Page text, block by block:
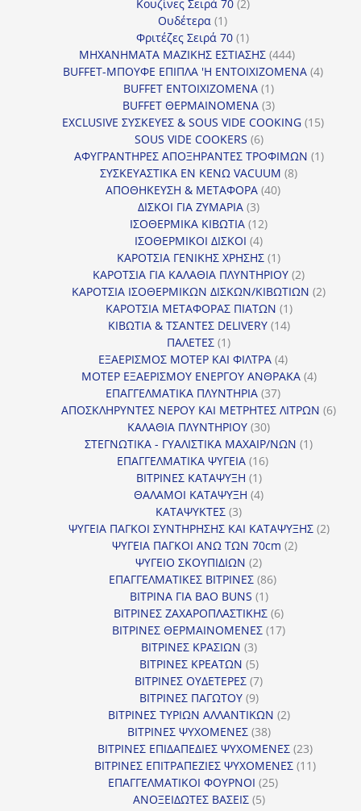
Κουζίνες Σειρά 70 2
Ουδέτερα 11
προϊόν
Φριτέζες Σειρά 70 11
προϊόν
ΜΗΧΑΝΗΜΑΤΑ ΜΑΖΙΚΗΣ ΕΣΤΙΑΣΗΣ 444444
προϊόντα
BUFFET-ΜΠΟΥΦΕ ΕΠΙΠΛΑ 'Η ΕΝΤΟΙΧΙΖΟΜΕΝΑ 44
BUFFET ΕΝΤΟΙΧΙΖΟΜΕΝΑ 11
προϊόν
BUFFET ΘΕΡΜΑΙΝΟΜΕΝΑ 33
προϊόντα
EXCLUSIVE ΣΥΣΚΕΥΕΣ & SOUS VIDE COOKING 1515
SOUS VIDE COOKERS 66
προϊόντα
ΑΦΥΓΡΑΝΤΗΡΕΣ ΑΠΟΞΗΡΑΝΤΕΣ ΤΡΟΦΙΜΩΝ 11
ΣΥΣΚΕΥΑΣΤΙΚΑ ΕΝ ΚΕΝΩ VACUUM 88
ΑΠΟΘΗΚΕΥΣΗ & ΜΕΤΑΦΟΡΑ 4040
ΔΙΣΚΟΙ ΓΙΑ ΖΥΜΑΡΙΑ 33
προϊόντα
ΙΣΟΘΕΡΜΙΚΑ ΚΙΒΩΤΙΑ 1212
ΙΣΟΘΕΡΜΙΚΟΙ ΔΙΣΚΟΙ 44
προϊόντα
ΚΑΡΟΤΣΙΑ ΓΕΝΙΚΗΣ ΧΡΗΣΗΣ 11
προϊόν
ΚΑΡΟΤΣΙΑ ΓΙΑ ΚΑΛΑΘΙΑ ΠΛΥΝΤΗΡΙΟΥ 22
προϊόντα
ΚΑΡΟΤΣΙΑ ΙΣΟΘΕΡΜΙΚΩΝ ΔΙΣΚΩΝ/ΚΙΒΩΤΙΩΝ 22
ΚΑΡΟΤΣΙΑ ΜΕΤΑΦΟΡΑΣ ΠΙΑΤΩΝ 11
προϊόν
ΚΙΒΩΤΙΑ & ΤΣΑΝΤΕΣ DELIVERY 1414
ΠΑΛΕΤΕΣ 11
προϊόν
ΕΞΑΕΡΙΣΜΟΣ ΜΟΤΕΡ ΚΑΙ ΦΙΛΤΡΑ 44
προϊόντα
ΜΟΤΕΡ ΕΞΑΕΡΙΣΜΟΥ ΕΝΕΡΓΟΥ ΑΝΘΡΑΚΑ 44
ΕΠΑΓΓΕΛΜΑΤΙΚΑ ΠΛΥΝΤΗΡΙΑ 3737
προϊόντα
ΑΠΟΣΚΛΗΡΥΝΤΕΣ ΝΕΡΟΥ ΚΑΙ ΜΕΤΡΗΤΕΣ ΛΙΤΡΩΝ 66
ΚΑΛΑΘΙΑ ΠΛΥΝΤΗΡΙΟΥ 3030
προϊόντα
ΣΤΕΓΝΩΤΙΚΑ - ΓΥΑΛΙΣΤΙΚΑ ΜΑΧΑΙΡ/ΝΩΝ 11
ΕΠΑΓΓΕΛΜΑΤΙΚΑ ΨΥΓΕΙΑ 1616
ΒΙΤΡΙΝΕΣ ΚΑΤΑΨΥΞΗ 11
προϊόν
ΘΑΛΑΜΟΙ ΚΑΤΑΨΥΞΗ 44
ΚΑΤΑΨΥΚΤΕΣ 33
προϊόντα
ΨΥΓΕΙΑ ΠΑΓΚΟΙ ΣΥΝΤΗΡΗΣΗΣ ΚΑΙ ΚΑΤΑΨΥΞΗΣ 22
ΨΥΓΕΙΑ ΠΑΓΚΟΙ ΑΝΩ ΤΩΝ 70cm 22
ΨΥΓΕΙΟ ΣΚΟΥΠΙΔΙΩΝ 22
προϊόντα
ΕΠΑΓΓΕΛΜΑΤΙΚΕΣ ΒΙΤΡΙΝΕΣ 8686
ΒΙΤΡΙΝΑ ΓΙΑ BAO BUNS 11
προϊόν
ΒΙΤΡΙΝΕΣ ΖΑΧΑΡΟΠΛΑΣΤΙΚΗΣ 66
προϊόντα
ΒΙΤΡΙΝΕΣ ΘΕΡΜΑΙΝΟΜΕΝΕΣ 1717
ΒΙΤΡΙΝΕΣ ΚΡΑΣΙΩΝ 33
προϊόντα
ΒΙΤΡΙΝΕΣ ΚΡΕΑΤΩΝ 55
προϊόντα
ΒΙΤΡΙΝΕΣ ΟΥΔΕΤΕΡΕΣ 77
ΒΙΤΡΙΝΕΣ ΠΑΓΩΤΟΥ 99
προϊόντα
ΒΙΤΡΙΝΕΣ ΤΥΡΙΩΝ ΑΛΛΑΝΤΙΚΩΝ 22
ΒΙΤΡΙΝΕΣ ΨΥΧΟΜΕΝΕΣ 3838
προϊόντα
ΒΙΤΡΙΝΕΣ ΕΠΙΔΑΠΕΔΙΕΣ ΨΥΧΟΜΕΝΕΣ 2323
προϊόντα
ΒΙΤΡΙΝΕΣ ΕΠΙΤΡΑΠΕΖΙΕΣ ΨΥΧΟΜΕΝΕΣ 1111
ΕΠΑΓΓΕΛΜΑΤΙΚΟΙ ΦΟΥΡΝΟΙ 2525
ΑΝΟΞΕΙΔΩΤΕΣ ΒΑΣΕΙΣ 55